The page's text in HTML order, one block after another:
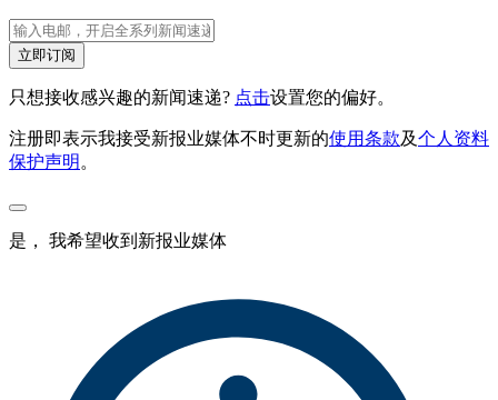
立即订阅
只想接收感兴趣的新闻速递? 点击设置您的偏好。
注册即表示我接受新报业媒体不时更新的使用条款及个人资料
保护声明 。
是， 我希望收到新报业媒体